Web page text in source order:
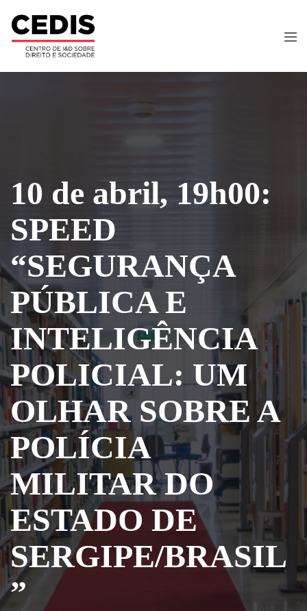
10 de abril, 19h00:
SPEED
“SEGURANÇA
PÚBLICA E
INTELIGÊNCIA
POLICIAL: UM
OLHAR SOBRE A
POLÍCIA
MILITAR DO
ESTADO DE
SERGIPE/BRASIL
”